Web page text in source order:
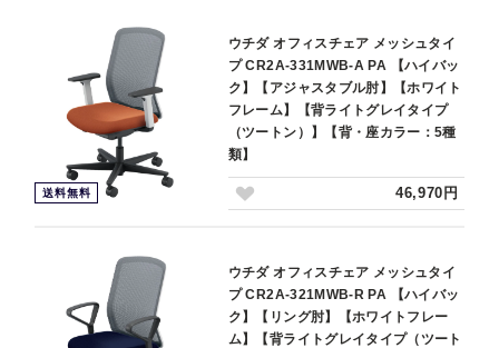
送料無料
ウチダ オフィスチェア メッシュタイ
プ CR2A-331MWB-A PA 【ハイバッ
ク】【アジャスタブル肘】【ホワイト
フレーム】【背ライトグレイタイプ
（ツートン）】【背・座カラー：5種
類】
46,970円
ウチダ オフィスチェア メッシュタイ
プ CR2A-321MWB-R PA 【ハイバッ
ク】【リング肘】【ホワイトフレー
ム】【背ライトグレイタイプ（ツート